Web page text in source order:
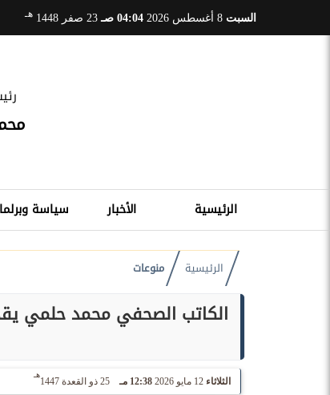
السبت 04:04 صـ 23 صفر 1448 هـ
الرئيسية الأخبار سياسة
الرئيسية منوعات
الكاتب الصحفي محمد حلمي
الثلاثاء 12 مايو 2026 12:38 مـ 25 ذو القعدة 1447
هـ